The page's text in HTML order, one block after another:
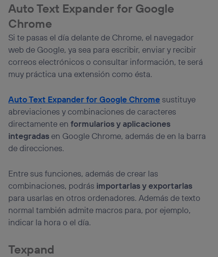
Auto Text Expander for Google
Chrome
Si te pasas el día delante de Chrome, el navegador
web de Google, ya sea para escribir, enviar y recibir
correos electrónicos o consultar información, te será
muy práctica una extensión como ésta.
Auto Text Expander for Google Chromesustituye
abreviaciones y combinaciones de caracteres
directamente enformularios y aplicaciones
integradasen Google Chrome, además de en la barra
de direcciones.
Entre sus funciones, además de crear las
combinaciones, podrás importarlas y exportarlas
para usarlas en otros ordenadores. Además de texto
normal también admite macros para, por ejemplo,
indicar la hora o el día.
Texpand